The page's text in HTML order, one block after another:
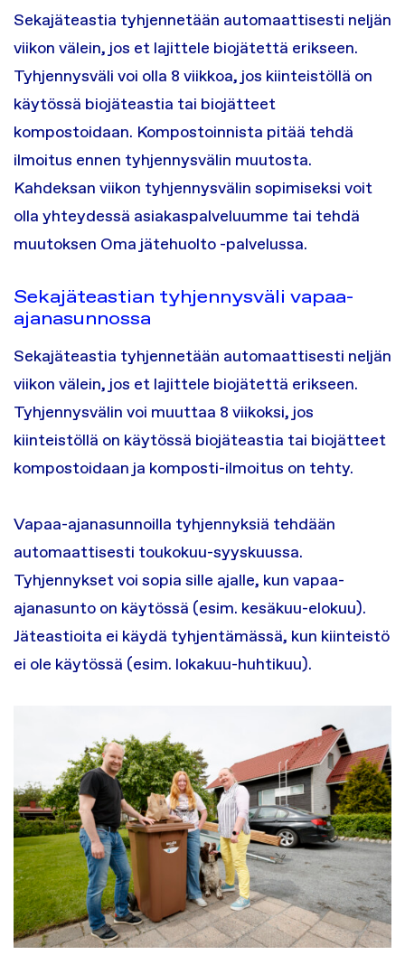
Sekajäteastia tyhjennetään automaattisesti neljän
viikon välein, jos et lajittele biojätettä erikseen.
Tyhjennysväli voi olla 8 viikkoa, jos kiinteistöllä on
käytössä biojäteastia tai biojätteet
kompostoidaan. Kompostoinnista pitää tehdä
ilmoitus ennen tyhjennysvälin muutosta.
Kahdeksan viikon tyhjennysvälin sopimiseksi voit
olla yhteydessä asiakaspalveluumme tai tehdä
muutoksen Oma jätehuolto -palvelussa.
Sekajäteastian tyhjennysväli vapaa-
ajanasunnossa
Sekajäteastia tyhjennetään automaattisesti neljän
viikon välein, jos et lajittele biojätettä erikseen.
Tyhjennysvälin voi muuttaa 8 viikoksi, jos
kiinteistöllä on käytössä biojäteastia tai biojätteet
kompostoidaan ja komposti-ilmoitus on tehty.
Vapaa-ajanasunnoilla tyhjennyksiä tehdään
automaattisesti toukokuu-syyskuussa.
Tyhjennykset voi sopia sille ajalle, kun vapaa-
ajanasunto on käytössä (esim. kesäkuu-elokuu).
Jäteastioita ei käydä tyhjentämässä, kun kiinteistö
ei ole käytössä (esim. lokakuu-huhtikuu).